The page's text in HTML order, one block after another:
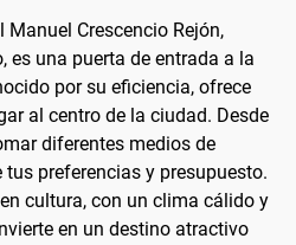
Manuel Crescencio Rejón,
es una puerta de entrada a la
por su eficiencia, ofrece
al centro de la ciudad. Desde
diferentes medios de
preferencias y presupuesto.
cultura, con un clima cálido y
en un destino atractivo